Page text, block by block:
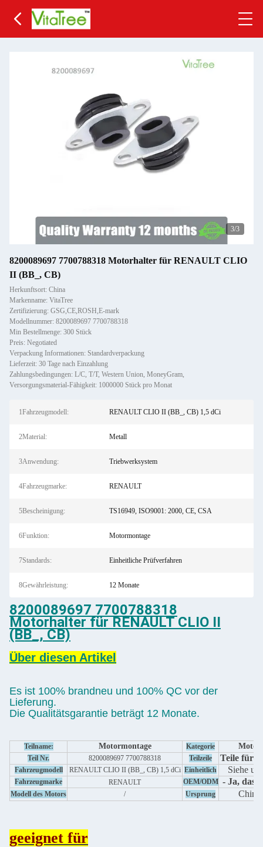
3/3
8200089697 7700788318 Motorhalter für RENAULT CLIO
II (BB_, CB)
Herkunftsort: China
Markenname: VitaTree
Zertifizierung: GSG,CE,ROSH,E-mark
Modellnummer: 8200089697 7700788318
Min Bestellmenge: 300 Stück
Preis: Negotiated
Verpackung Informationen: Standardverpackung
Lieferzeit: 30 Tage nach Einzahlung
Zahlungsbedingungen: L/C, T/T, Western Union, MoneyGram,
Versorgungsmaterial-Fähigkeit: 1000000 Stück pro Monat
1Fahrzeugmodell: RENAULT CLIO II (BB_, CB) 1,5 dCi
2Material: Metall
3Anwendung: Triebwerksystem
4Fahrzeugmarke: RENAULT
5Bescheinigung: TS16949, ISO9001: 2000, CE, CSA
6Funktion: Motormontage
7Standards: Einheitliche Prüfverfahren
8Gewährleistung: 12 Monate
8200089697 7700788318
Motorhalter für RENAULT CLIO II
(BB_, CB)
Über diesen Artikel
Es ist 100% brandneu und 100% QC vor der
Lieferung.
Die Qualitätsgarantie beträgt 12 Monate.
Teilname: Motormontage Kategorie Motor
Teil Nr. 8200089697 7700788318 Teilzeile Teile für
Fahrzeugmodell RENAULT CLIO II (BB_, CB) 1,5 dCi Einheitlich Siehe
Fahrzeugmarke RENAULT OEM/ODM - Ja, das
Modell des Motors / Ursprung China
geeignet für